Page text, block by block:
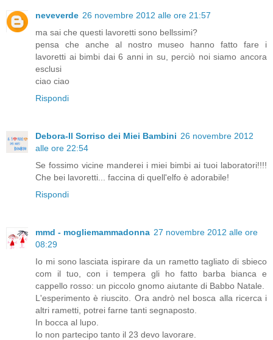
neveverde 26 novembre 2012 alle ore 21:57
ma sai che questi lavoretti sono bellssimi?
pensa che anche al nostro museo hanno fatto fare i
lavoretti ai bimbi dai 6 anni in su, perciò noi siamo ancora
esclusi
ciao ciao
Rispondi
Debora-Il Sorriso dei Miei Bambini 26 novembre 2012
alle ore 22:54
Se fossimo vicine manderei i miei bimbi ai tuoi laboratori!!!!
Che bei lavoretti... faccina di quell'elfo è adorabile!
Rispondi
mmd - mogliemammadonna 27 novembre 2012 alle ore
08:29
Io mi sono lasciata ispirare da un rametto tagliato di sbieco
com il tuo, con i tempera gli ho fatto barba bianca e
cappello rosso: un piccolo gnomo aiutante di Babbo Natale.
L'esperimento è riuscito. Ora andrò nel bosca alla ricerca i
altri rametti, potrei farne tanti segnaposto.
In bocca al lupo.
Io non partecipo tanto il 23 devo lavorare.